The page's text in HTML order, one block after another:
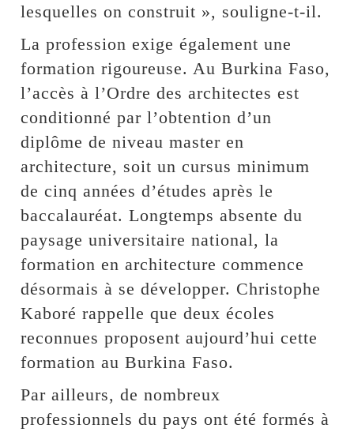
lesquelles on construit », souligne-t-il.
La profession exige également une
formation rigoureuse. Au Burkina Faso,
l’accès à l’Ordre des architectes est
conditionné par l’obtention d’un
diplôme de niveau master en
architecture, soit un cursus minimum
de cinq années d’études après le
baccalauréat. Longtemps absente du
paysage universitaire national, la
formation en architecture commence
désormais à se développer. Christophe
Kaboré rappelle que deux écoles
reconnues proposent aujourd’hui cette
formation au Burkina Faso.
Par ailleurs, de nombreux
professionnels du pays ont été formés à